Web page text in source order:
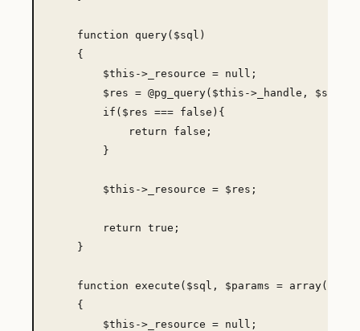
    function query($sql)
    {
        $this->_resource = null;
        $res = @pg_query($this->_handle, $sql);
        if($res === false){
            return false;
        }
        $this->_resource = $res;
        return true;
    }
    function execute($sql, $params = array())
    {
        $this->_resource = null;